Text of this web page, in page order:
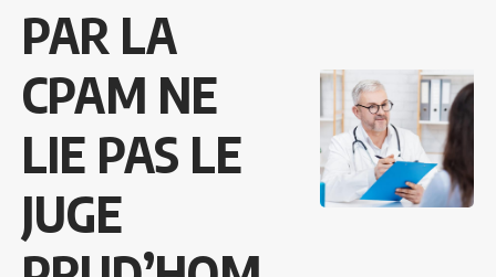
PAR LA
CPAM NE
LIE PAS LE
JUGE